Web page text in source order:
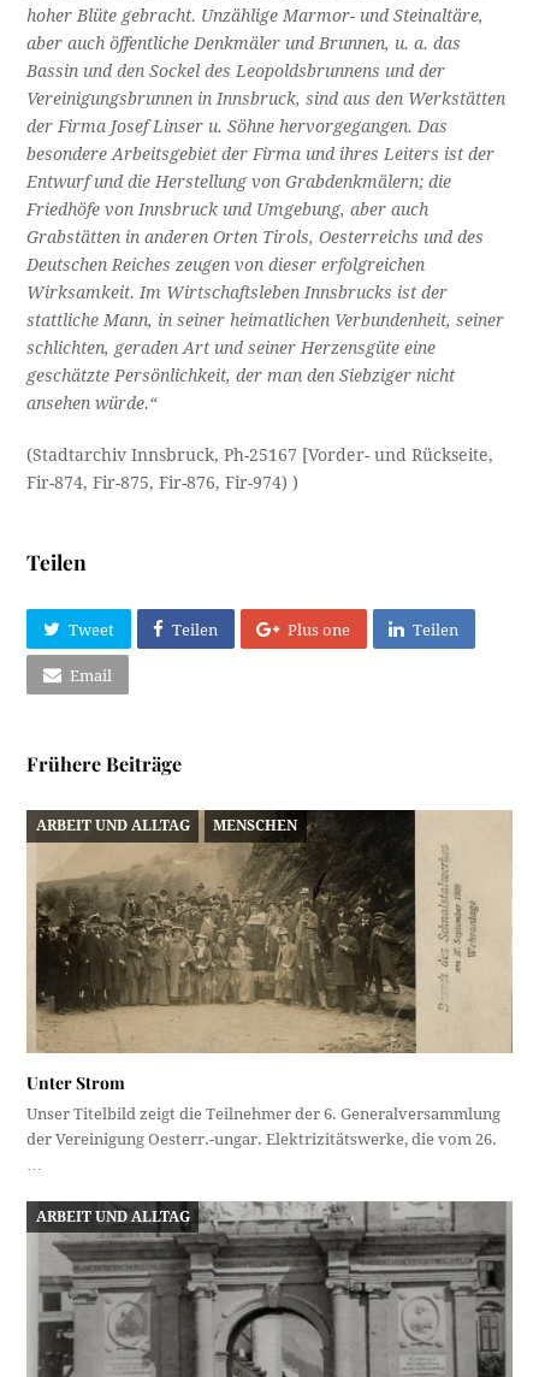
hoher Blüte gebracht. Unzählige Marmor- und Steinaltäre,
aber auch öffent­liche Denkmäler und Brunnen, u. a. das
Bassin und den Sockel des Leopoldsbrunnens und der
Vereinigungsbrunnen in Innsbruck, sind aus den Werkstätten
der Firma Josef Linser u. Söhne hervorgegangen. Das
besondere Arbeitsgebiet der Firma und ihres Leiters ist der
Entwurf und die Herstellung von Grabdenk­mälern; die
Friedhöfe von Innsbruck und Umgebung, aber auch
Grabstätten in anderen Orten Tirols, Oester­reichs und des
Deutschen Reiches zeugen von dieser erfolgreichen
Wirksamkeit. Im Wirtschaftsleben Inns­brucks ist der
stattliche Mann, in seiner heimatlichen Verbundenheit, seiner
schlichten, geraden Art und sei­ner Herzensgüte eine
geschätzte Persönlichkeit, der man den Siebziger nicht
ansehen würde.“
(Stadtarchiv Innsbruck, Ph-25167 [Vorder- und Rückseite,
Fir-874, Fir-875, Fir-876, Fir-974) )
Teilen
Tweet Teilen Plus one Teilen
Email
Frühere Beiträge
ARBEIT UND ALLTAG MENSCHEN
Unter Strom
Unser Titelbild zeigt die Teilnehmer der 6. Generalversammlung
der Vereinigung Oesterr.-ungar. Elektrizitätswerke, die vom 26.
ARBEIT UND ALLTAG